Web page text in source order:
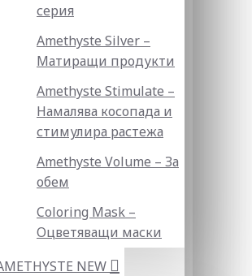
серия
Amethyste Silver –
Матиращи продукти
Amethyste Stimulate –
Намалява косопада и
стимулира растежа
Amethyste Volume – За
обем
Coloring Mask –
Оцветяващи маски
NEW